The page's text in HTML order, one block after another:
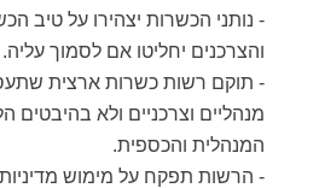
- נותני הכשרות יצהירו על טיב
והצרכנים יחליטו אם לסמוך עליה.
- תוקם רשות כשרות ארצית
מנהליים וצרכניים ולא בהיבטים
המנהלית והכספית.
- הרשות תפקח על מימוש